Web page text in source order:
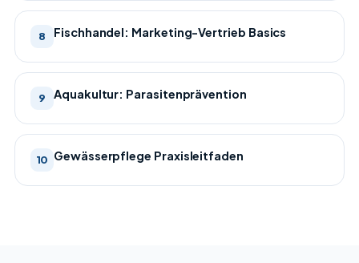
8 Fischhandel: Marketing-Vertrieb Basics
9 Aquakultur: Parasitenprävention
10 Gewässerpflege Praxisleitfaden